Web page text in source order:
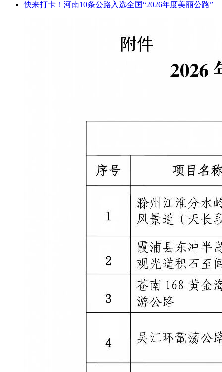
快来打卡！河南10条公路入选全国“2026年度美丽公路”